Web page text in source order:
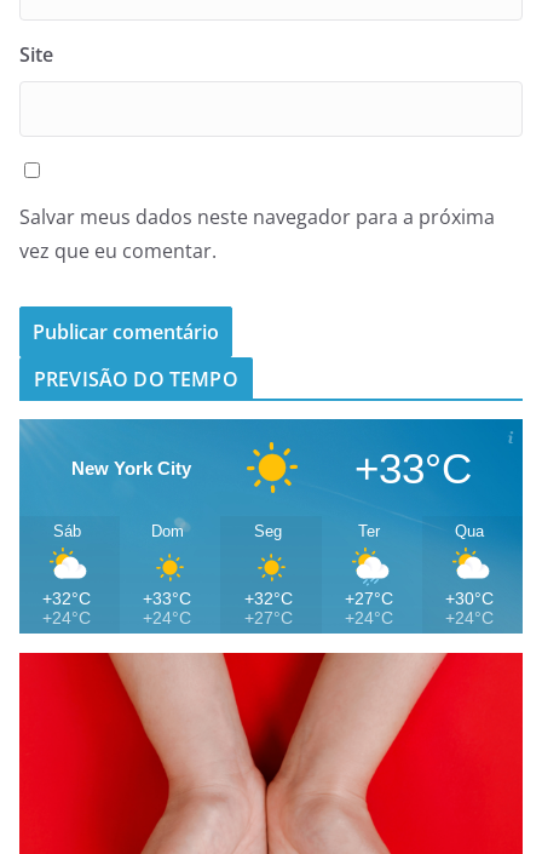
Site
Salvar meus dados neste navegador para a próxima
vez que eu comentar.
PREVISÃO DO TEMPO
New York City +33°C
Sáb
+32°C
+24°C
Dom
+33°C
+24°C
Seg
+32°C
+27°C
Ter
+27°C
+24°C
Qua
+30°C
+24°C